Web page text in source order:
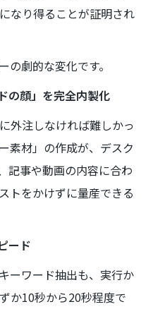
なり得ることが証明され
の劇的な変化です。
の顔」を完全内製化
外注しなければ難しかっ
素材」の作成が、デスク
記事や動画の内容に合わ
トをかけずに量産できる
ード
ーワード抽出も、実行か
か10秒から20秒程度で